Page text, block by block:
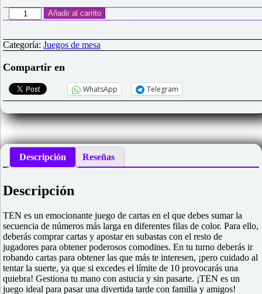
TEN
cantidad
Añadir al carrito
Categoría: Juegos de mesa
Compartir en
WhatsApp Telegram
Descripción Reseñas
Descripción
TEN es un emocionante juego de cartas en el que debes sumar la
secuencia de números más larga en diferentes filas de color. Para ello,
deberás comprar cartas y apostar en subastas con el resto de
jugadores para obtener poderosos comodines. En tu turno deberás ir
robando cartas para obtener las que más te interesen, ¡pero cuidado al
tentar la suerte, ya que si excedes el límite de 10 provocarás una
quiebra! Gestiona tu mano con astucia y sin pasarte. ¡TEN es un
juego ideal para pasar una divertida tarde con familia y amigos!